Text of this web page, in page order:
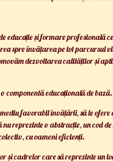
educație și formare
spre învățarea pe tot
dezvoltarea calităților și
componentă educațională de bază.
mediu favorabil învățării, să le
reprezinte o abstracție, un cod
cu oameni eficienți.
și cadrelor care să reprezinte un